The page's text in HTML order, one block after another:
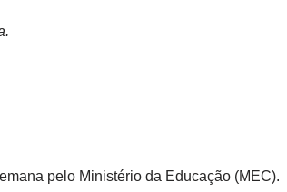
pelo Ministério da Educação (MEC).